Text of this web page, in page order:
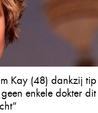
Kay (48) dankzij tip
enkele dokter dit